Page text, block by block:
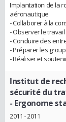
Implantation de la
aéronautique
- Collaborer à la
- Observer le travail
- Conduire des
- Préparer les
- Réaliser et
Institut de
sécurité du
- Ergonome
2011 - 2011